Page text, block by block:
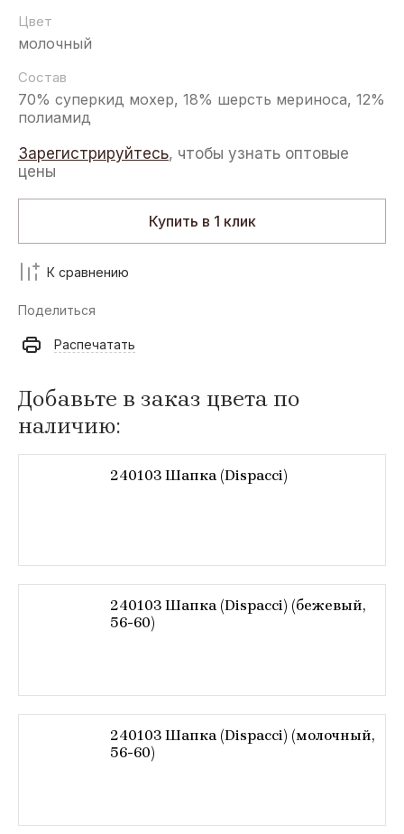
Цвет
молочный
Состав
70% суперкид мохер, 18% шерсть мериноса, 12%
полиамид
Зарегистрируйтесь, чтобы узнать оптовые
цены
Купить в 1 клик
К сравнению
Поделиться
Распечатать
Добавьте в заказ цвета по
наличию:
240103 Шапка (Dispacci)
240103 Шапка (Dispacci) (бежевый,
56-60)
240103 Шапка (Dispacci) (молочный,
56-60)